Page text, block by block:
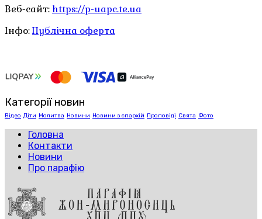
Веб-сайт: https://p-uapc.te.ua
Інфо:Публічна оферта
Категорії новин
Відео Діти Молитва Новини Новини з єпархій Проповіді Свята Фото
Головна
Контакти
Новини
Про парафію